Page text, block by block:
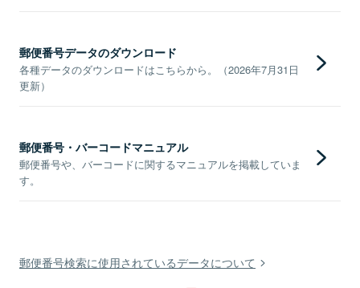
郵便番号データのダウンロード
各種データのダウンロードはこちらから。（2026年7月31日
更新）
郵便番号・バーコードマニュアル
郵便番号や、バーコードに関するマニュアルを掲載していま
す。
郵便番号検索に使用されているデータについて